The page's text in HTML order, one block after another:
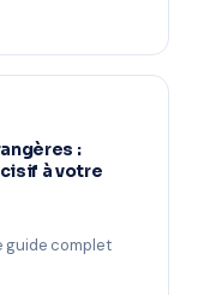
:
à votre
guide complet